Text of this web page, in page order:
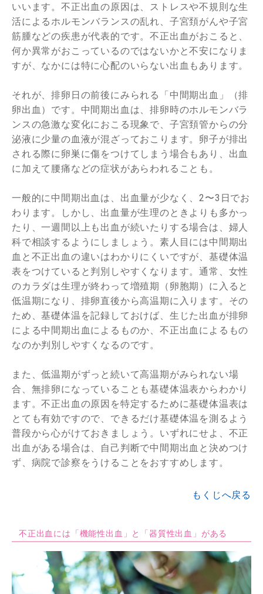
いいます。不正出血の原因は、ストレスや不規則な生
活によるホルモンバランスの乱れ、子宮頚がんや子宮
筋腫などの疾患が代表的です。不正出血がおこると、
何か異常がおこっているのではないかと不安になりま
すが、なかには特に心配のいらない出血もあります。
それが、排卵日の前後にみられる「中間期出血」（排
卵出血）です。中間期出血は、排卵時のホルモンバラ
ンスの急激な変化におこる現象で、子宮頚管からの分
泌液に少量の血液が混ざっておこります。卵子が排出
される際に卵巣に傷をつけてしまう場合もあり、出血
に加えて腰痛などの症状があらわれることも。
一般的に中間期出血は、出血量が少なく、2〜3日でお
わります。しかし、出血量が生理のときよりも多かっ
たり、一週間以上も出血が続いたりする場合は、婦人
科で相談するようにしましょう。素人目には中間期出
血と不正出血の違いはわかりにくいですが、基礎体温
表をつけていると判別しやすくなります。通常、女性
のカラダは生理が終わって増殖期（卵胞期）に入ると
低温期になり、排卵直後から高温期に入ります。その
ため、基礎体温を記録しておけば、生じた出血が排卵
による中間期出血によるものか、不正出血によるもの
なのか判別しやすくなるのです。
また、低温期がずっと続いて高温期がみられない場
合、無排卵になっていることも基礎体温表からわかり
ます。不正出血の原因を特定するために基礎体温表は
とても有効ですので、できるだけ基礎体温を測るよう
普段から心がけておきましょう。いずれにせよ、不正
出血がある場合は、自己判断で中間期出血と決めつけ
ず、病院で診察をうけることをおすすめします。
もくじへ戻る
不正出血には「機能性出血」と「器質性出血」がある